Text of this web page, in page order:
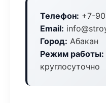
Телефон: +7-
Email:
Город: Абакан
Режим работы:
круглосуточно